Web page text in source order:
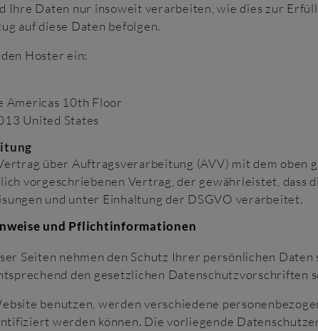
Ihre Daten nur insoweit verarbeiten, wie dies zur
auf diese Daten befolgen.
Hoster ein:
Americas 10th Floor
United States
über Auftragsverarbeitung (AVV) mit dem oben
vorgeschriebenen Vertrag, der gewährleistet, dass
und unter Einhaltung der DSGVO verarbeitet.
und Pflicht­informationen
Seiten nehmen den Schutz Ihrer persönlichen
den gesetzlichen Datenschutzvorschriften
benutzen, werden verschiedene
werden können. Die vorliegende